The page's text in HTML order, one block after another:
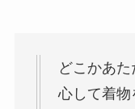
どこかあ
心して着物